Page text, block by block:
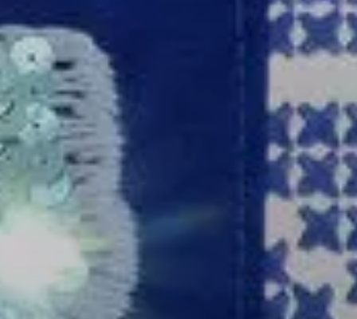
Fiesta
En tournée
100 Dessus
Dessous
Projets
participatifs
Infos
Partenaires
Culture
durable
Enseignants /
Groupes